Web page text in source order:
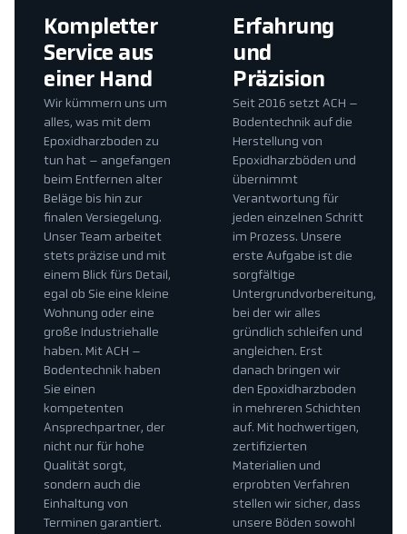
Erfahrung
und
Präzision
Seit 2016 setzt ACH –
Bodentechnik auf die
Herstellung von
Epoxidharzböden und
übernimmt
Verantwortung für
jeden einzelnen Schritt
im Prozess. Unsere
erste Aufgabe ist die
sorgfältige
Untergrundvorbereitung,
bei der wir alles
gründlich schleifen und
angleichen. Erst
danach bringen wir
den Epoxidharzboden
in mehreren Schichten
auf. Mit hochwertigen,
zertifizierten
Materialien und
erprobten Verfahren
stellen wir sicher, dass
unsere Böden sowohl
Kompletter
Service aus
einer Hand
Wir kümmern uns um
alles, was mit dem
Epoxidharzboden zu
tun hat – angefangen
beim Entfernen alter
Beläge bis hin zur
finalen Versiegelung.
Unser Team arbeitet
stets präzise und mit
einem Blick fürs Detail,
egal ob Sie eine kleine
Wohnung oder eine
große Industriehalle
haben. Mit ACH –
Bodentechnik haben
Sie einen
kompetenten
Ansprechpartner, der
nicht nur für hohe
Qualität sorgt,
sondern auch die
Einhaltung von
Terminen garantiert.